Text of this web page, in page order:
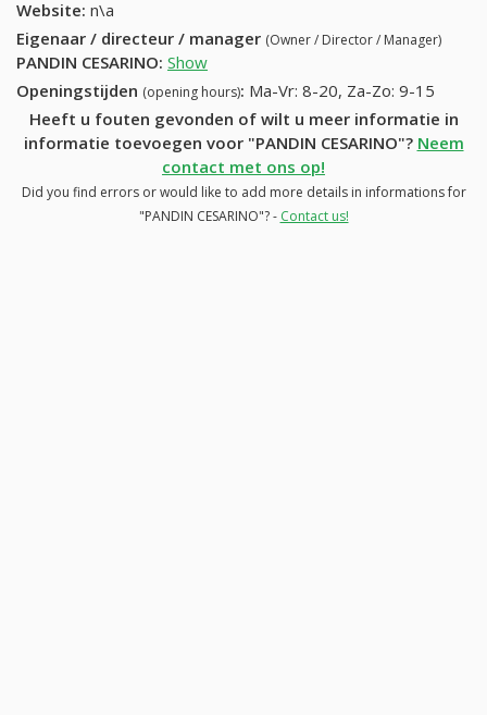
Website: n\a
Eigenaar / directeur / manager (Owner / Director / Manager)
PANDIN CESARINO: Show
Openingstijden (opening hours): Ma-Vr: 8-20, Za-Zo: 9-15
Heeft u fouten gevonden of wilt u meer informatie in
informatie toevoegen voor "PANDIN CESARINO"? Neem
contact met ons op!
Did you find errors or would like to add more details in informations for
"PANDIN CESARINO"? - Contact us!